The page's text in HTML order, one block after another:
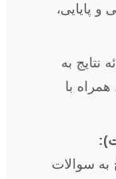
و پایایی،
نتایج به
با
به سوالات